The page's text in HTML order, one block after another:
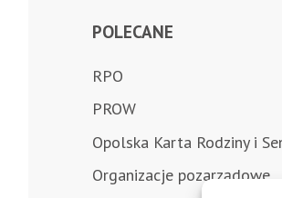
POLECANE
RPO
PROW
Opolska Karta Rodziny i
Organizacje pozarządowe